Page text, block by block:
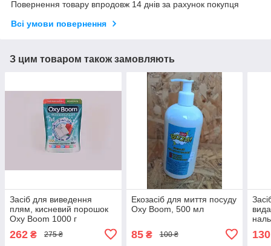
Повернення товару впродовж 14 днів за рахунок покупця
Всі умови повернення
З цим товаром також замовляють
Засіб для виведення
плям, кисневий порошок
Oxy Boom 1000 г
262 ₴ 275 ₴
Екозасіб для миття посуду
Oxy Boom, 500 мл
85₴ 100 ₴ 130